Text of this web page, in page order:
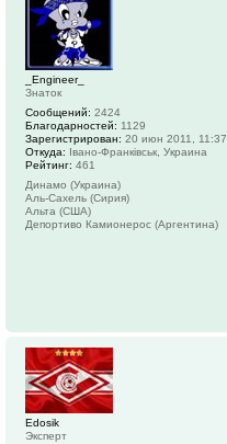
_Engineer_
Знаток
Сообщений: 2424
Благодарностей: 1129
Зарегистрирован: 20 июн 2011, 11:37
Откуда: Івано-Франківськ, Украина
Рейтинг: 461
Динамо (Украина)
Аль-Сахель (Сирия)
Альта (США)
Депортиво Камионерос (Аргентина)
Edosik
Эксперт